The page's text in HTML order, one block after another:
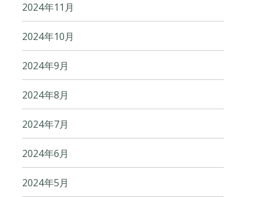
2024年11月
2024年10月
2024年9月
2024年8月
2024年7月
2024年6月
2024年5月